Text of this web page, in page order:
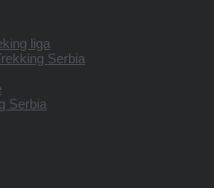
liga
Serbia
Serbia